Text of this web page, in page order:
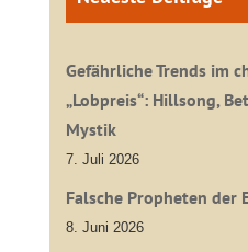
Gefährliche Trends im
„Lobpreis“: Hillsong,
Mystik
7. Juli 2026
Falsche Propheten der
8. Juni 2026